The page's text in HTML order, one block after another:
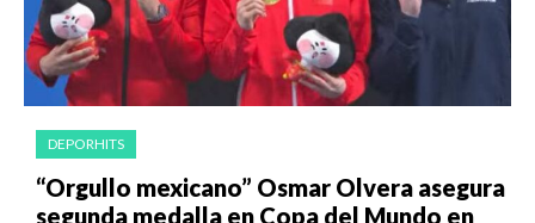
DEPORHITS
“Orgullo mexicano” Osmar Olvera asegura
segunda medalla en Copa del Mundo en